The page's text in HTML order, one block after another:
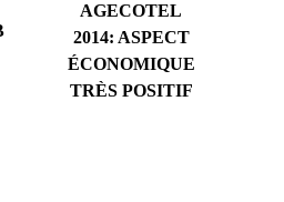
AGECOTEL
2014: ASPECT
ÉCONOMIQUE
TRÈS POSITIF